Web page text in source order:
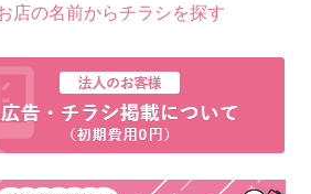
店の名前からチラシを探す